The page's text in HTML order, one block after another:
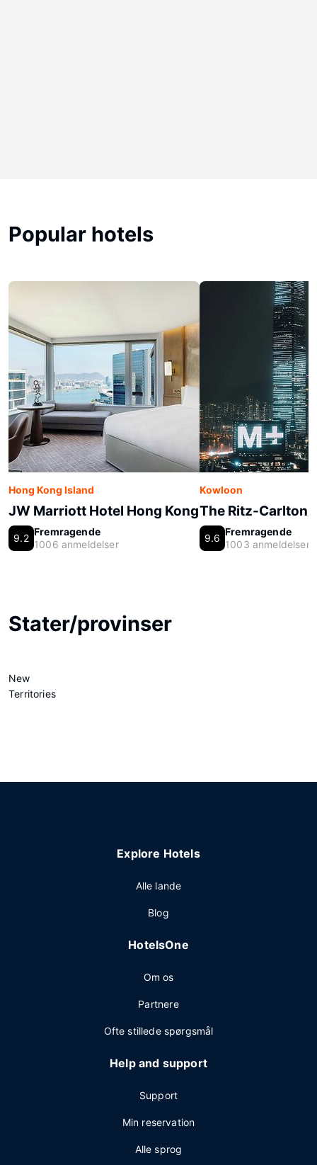
Popular hotels
Hong Kong Island
JW Marriott Hotel Hong Kong
9.2
Fremragende
1006 anmeldelser
Kowloon
The Ritz-Carlton,
9.6
Fremragende
1003 anmeldelser
Stater/provinser
New
Territories
Explore Hotels
Alle lande
Blog
HotelsOne
Om os
Partnere
Ofte stillede spørgsmål
Help and support
Support
Min reservation
Alle sprog